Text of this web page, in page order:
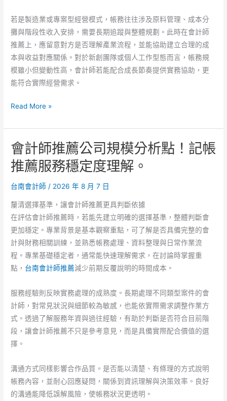
若是製造業或專案型經營模式，帳務往往涉及原料管理、成本分
攤與階段性收入安排，需要長期追蹤與整體規劃。此時在會計師
推薦上，應留意對方是否理解產業流程，並能協助建立合理的成
本與收益對應關係。對於新創團隊或個人工作型態而言，帳務規
模雖小但變動性高，會計師若能配合成長節奏提供實務協助，更
能符合實際經營需求。
會
師
推
薦
迷
思
點，
記
帳
推
薦
服
細
節
重
點。
Read More »
會計師推薦公司規模分析點！記帳
推薦服務穩定度理解。
台南會計師 / 2026 年 8 月 7 日
釐清選擇基準，讓會計師推薦更具判斷依據
在評估會計師推薦時，若能先建立明確的選擇基準，整體判斷會
更加穩定。專業背景是基本觀察重點，可了解是否具備完整的會
計與財務相關訓練，並熟悉帳務處理、資料整理與日常作業流
程。專業基礎穩定者，通常能快速理解需求，在討論時掌握重
點， 台南會計師推薦減少前期反覆說明的時間成本。
服務經驗則反映實務處理的成熟度。長期處理不同類型案件的會
計師，對常見狀況與細節較為敏感，也能依實際需求調整作業方
式。透過了解服務年資與過往經驗，有助於判斷是否符合目前階
段，讓會計師推薦不只是參考意見，而是具備實際配合價值的選
擇。
溝通方式同樣影響合作品質。是否能以清楚、有條理的方式說明
帳務內容，並耐心回應疑問，關係到資訊理解與決策效率。良好
的溝通能降低誤解風險，使帳務狀況更透明。